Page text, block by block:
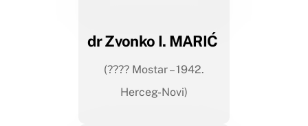
dr Zvonko I. MARIĆ
(???? Mostar – 1942.
Herceg-Novi)